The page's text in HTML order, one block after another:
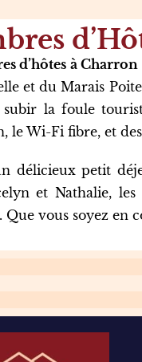
d’hôtes à Charron
et du Marais
la foule
le Wi-Fi fibre, et
délicieux petit
et Nathalie,
Que vous soyez en